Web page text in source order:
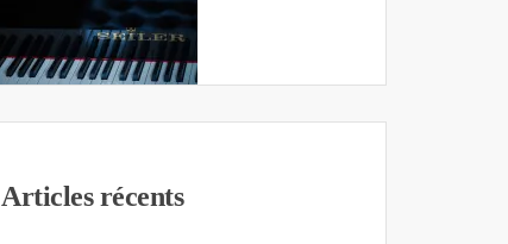
Articles récents